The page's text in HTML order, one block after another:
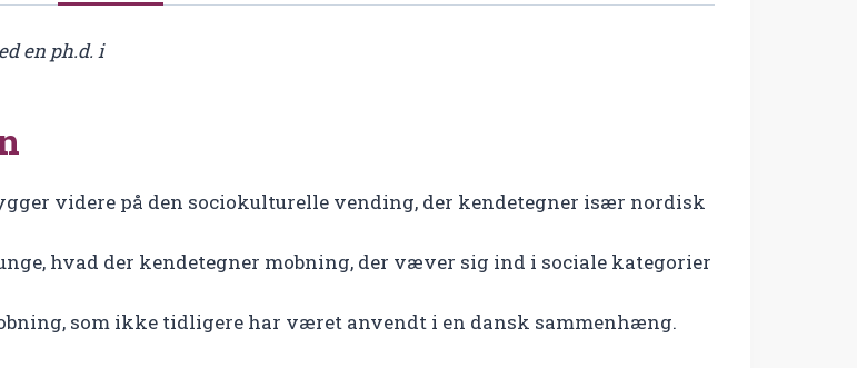
en ph.d. i
videre på den sociokulturelle vending, der kendetegner især nordisk
hvad der kendetegner mobning, der væver sig ind i sociale kategorier
som ikke tidligere har været anvendt i en dansk sammenhæng.